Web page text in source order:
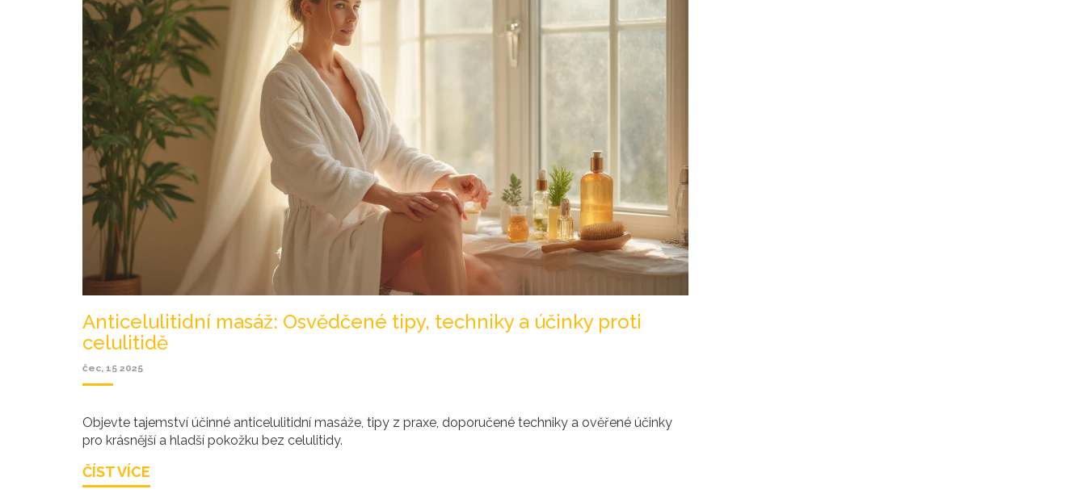
Anticelulitidní masáž: Osvědčené tipy, techniky a účinky proti
celulitidě
čec, 15 2025
Objevte tajemství účinné anticelulitidní masáže, tipy z praxe, doporučené techniky a ověřené účinky
pro krásnější a hladší pokožku bez celulitidy.
ČÍST VÍCE